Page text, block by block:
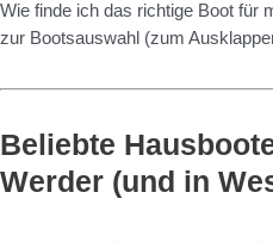
Wie finde ich das richtige Boot für
zur Bootsauswahl (zum
Beliebte
Werder (und in